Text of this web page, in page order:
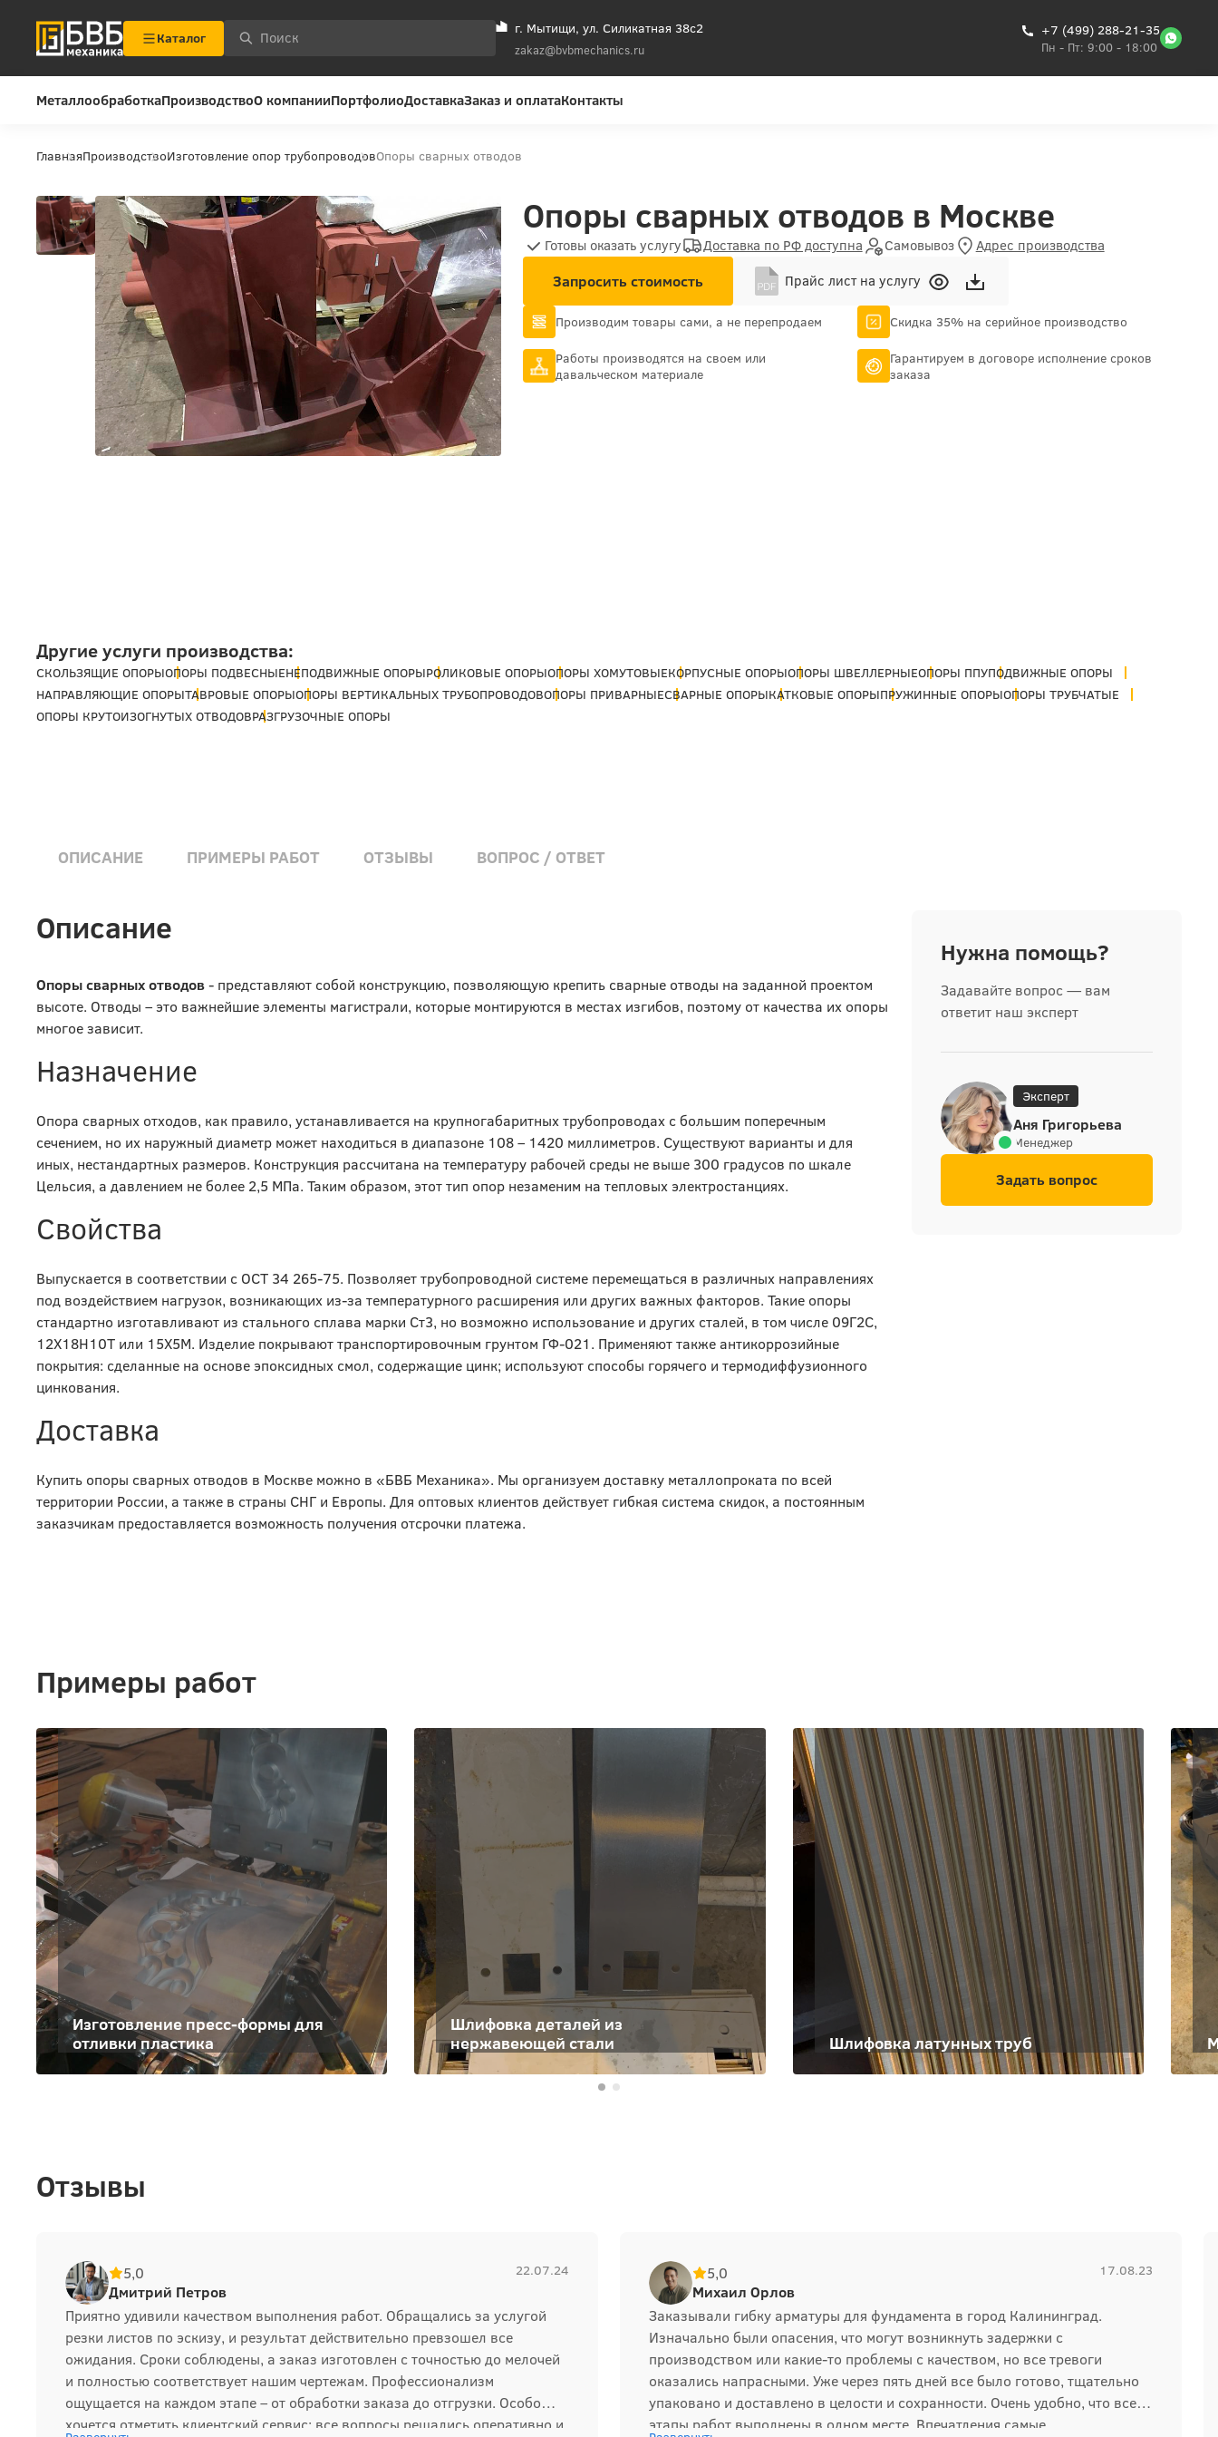
Каталог
г. Мытищи, ул. Силикатная 38с2
zakaz@bvbmechanics.ru
+7 (499) 288-21-35
Пн - Пт: 9:00 - 18:00
МеталлообработкаПроизводствоО компанииПортфолиоДоставкаЗаказ и оплатаКонтакты
ГлавнаяПроизводствоИзготовление опор трубопроводовОпоры сварных отводов
Опоры сварных отводов в Москве
Готовы оказать услугу Доставка по РФ доступна Самовывоз Адрес производства
Запросить стоимость Прайс лист на услугу
Производим товары сами, а не перепродаем
Скидка 35% на серийное производство
Работы производятся на своем или
давальческом материале
Гарантируем в договоре исполнение сроков
заказа
Другие услуги производства:
СКОЛЬЗЯЩИЕ ОПОРЫОПОРЫ ПОДВЕСНЫЕНЕПОДВИЖНЫЕ ОПОРЫРОЛИКОВЫЕ ОПОРЫОПОРЫ ХОМУТОВЫЕКОРПУСНЫЕ ОПОРЫОПОРЫ ШВЕЛЛЕРНЫЕОПОРЫ ППУПОДВИЖНЫЕ ОПОРЫ
НАПРАВЛЯЮЩИЕ ОПОРЫТАВРОВЫЕ ОПОРЫОПОРЫ ВЕРТИКАЛЬНЫХ ТРУБОПРОВОДОВОПОРЫ ПРИВАРНЫЕСВАРНЫЕ ОПОРЫКАТКОВЫЕ ОПОРЫПРУЖИННЫЕ ОПОРЫОПОРЫ ТРУБЧАТЫЕ
ОПОРЫ КРУТОИЗОГНУТЫХ ОТВОДОВРАЗГРУЗОЧНЫЕ ОПОРЫ
ОПИСАНИЕ ПРИМЕРЫ РАБОТ ОТЗЫВЫ ВОПРОС / ОТВЕТ
Описание
Опоры сварных отводов- представляют собой конструкцию, позволяющую крепить сварные отводы на заданной проектом
высоте. Отводы – это важнейшие элементы магистрали, которые монтируются в местах изгибов, поэтому от качества их опоры
многое зависит.
Назначение
Опора сварных отходов, как правило, устанавливается на крупногабаритных трубопроводах с большим поперечным
сечением, но их наружный диаметр может находиться в диапазоне 108 – 1420 миллиметров. Существуют варианты и для
иных, нестандартных размеров. Конструкция рассчитана на температуру рабочей среды не выше 300 градусов по шкале
Цельсия, а давлением не более 2,5 МПа. Таким образом, этот тип опор незаменим на тепловых электростанциях.
Свойства
Выпускается в соответствии с ОСТ 34 265-75. Позволяет трубопроводной системе перемещаться в различных направлениях
под воздействием нагрузок, возникающих из-за температурного расширения или других важных факторов. Такие опоры
стандартно изготавливают из стального сплава марки Ст3, но возможно использование и других сталей, в том числе 09Г2С,
12Х18Н10Т или 15Х5М. Изделие покрывают транспортировочным грунтом ГФ-021. Применяют также антикоррозийные
покрытия: сделанные на основе эпоксидных смол, содержащие цинк; используют способы горячего и термодиффузионного
цинкования.
Доставка
Купить опоры сварных отводов в Москве можно в «БВБ Механика». Мы организуем доставку металлопроката по всей
территории России, а также в страны СНГ и Европы. Для оптовых клиентов действует гибкая система скидок, а постоянным
заказчикам предоставляется возможность получения отсрочки платежа.
Нужна помощь?
Задавайте вопрос — вам
ответит наш эксперт
Эксперт
Аня Григорьева
Менеджер
Задать вопрос
Примеры работ
Изготовление пресс-формы для
отливки пластика
Шлифовка деталей из
нержавеющей стали
Шлифовка латунных труб
Отзывы
5,0
Дмитрий Петров
22.07.24
Приятно удивили качеством выполнения работ. Обращались за услугой
резки листов по эскизу, и результат действительно превзошел все
ожидания. Сроки соблюдены, а заказ изготовлен с точностью до мелочей
и полностью соответствует нашим чертежам. Профессионализм
ощущается на каждом этапе – от обработки заказа до отгрузки. Особо
хочется отметить клиентский сервис: все вопросы решались оперативно и
5,0
Михаил Орлов
17.08.23
Заказывали гибку арматуры для фундамента в город Калининград.
Изначально были опасения, что могут возникнуть задержки с
производством или какие-то проблемы с качеством, но все тревоги
оказались напрасными. Уже через пять дней все было готово, тщательно
упаковано и доставлено в целости и сохранности. Очень удобно, что все
этапы работ выполнены в одном месте. Впечатления самые